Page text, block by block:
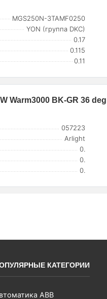
MGS250N-3TAMF0250
YON (группа DKC)
0.17
0.115
0.11
Warm3000 BK-GR 36
057223
Arlight
0.
0.
0.
КАТЕГОРИИ
ABB